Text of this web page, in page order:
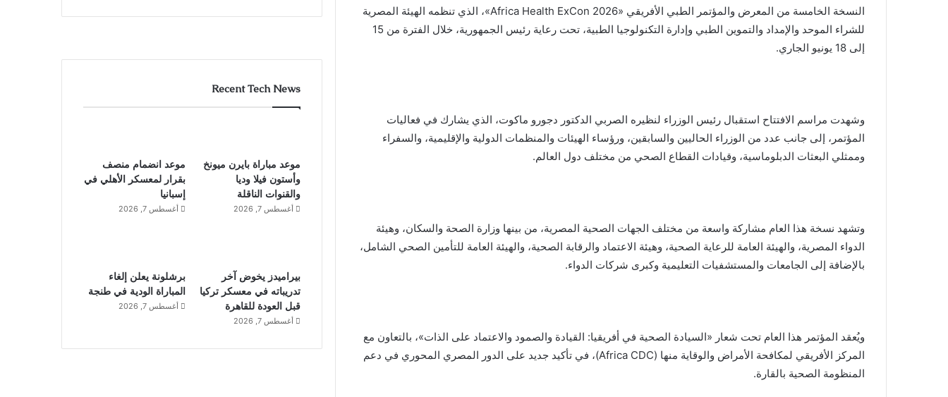
النسخة الخامسة من المعرض والمؤتمر الطبي الأفريقي «Africa Health ExCon 2026»، الذي تنظمه الهيئة المصرية
للشراء الموحد والإمداد والتموين الطبي وإدارة التكنولوجيا الطبية، تحت رعاية رئيس الجمهورية، خلال الفترة من 15
إلى 18 يونيو الجاري.
وشهدت مراسم الافتتاح استقبال رئيس الوزراء لنظيره الصربي الدكتور دجورو ماكوت، الذي يشارك في فعاليات
المؤتمر، إلى جانب عدد من الوزراء الحاليين والسابقين، ورؤساء الهيئات والمنظمات الدولية والإقليمية، والسفراء
وممثلي البعثات الدبلوماسية، وقيادات القطاع الصحي من مختلف دول العالم.
وتشهد نسخة هذا العام مشاركة واسعة من مختلف الجهات الصحية المصرية، من بينها وزارة الصحة والسكان، وهيئة
الدواء المصرية، والهيئة العامة للرعاية الصحية، وهيئة الاعتماد والرقابة الصحية، والهيئة العامة للتأمين الصحي الشامل،
بالإضافة إلى الجامعات والمستشفيات التعليمية وكبرى شركات الدواء.
ويُعقد المؤتمر هذا العام تحت شعار «السيادة الصحية في أفريقيا: القيادة والصمود والاعتماد على الذات»، بالتعاون مع
المركز الأفريقي لمكافحة الأمراض والوقاية منها (Africa CDC)، في تأكيد جديد على الدور المصري المحوري في دعم
المنظومة الصحية بالقارة.
Recent Tech News
موعد مباراة بايرن ميونخ
وأستون فيلا وديا
والقنوات الناقلة
أغسطس 7, 2026
موعد انضمام منصف
بقرار لمعسكر الأهلي في
إسبانيا
أغسطس 7, 2026
بيراميدز يخوض آخر
تدريباته في معسكر تركيا
قبل العودة للقاهرة
أغسطس 7, 2026
برشلونة يعلن إلغاء
المباراة الودية في طنجة
أغسطس 7, 2026